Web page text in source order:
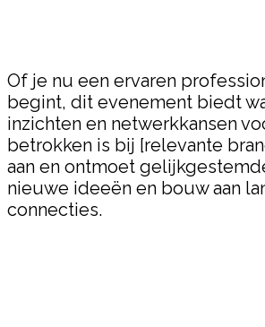
Of je nu een ervaren
begint, dit evenement biedt
inzichten en netwerkkansen
betrokken is bij [relevante
aan en ontmoet
nieuwe ideeën en bouw aan
connecties.